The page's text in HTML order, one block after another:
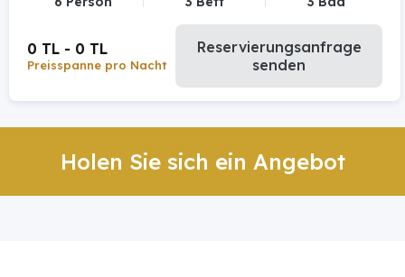
Preisspanne pro Nacht
0 TL - 0 TL
Reservierungsanfrage
senden
Holen Sie sich ein Angebot